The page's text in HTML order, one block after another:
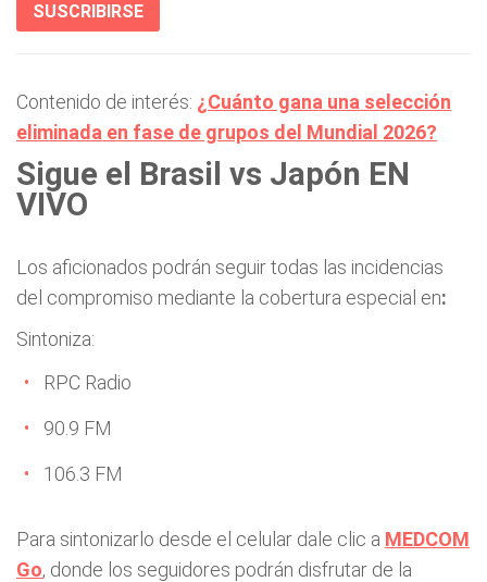
SUSCRIBIRSE
Contenido de interés: ¿Cuánto gana una selección
eliminada en fase de grupos del Mundial 2026?
Sigue el Brasil vs Japón EN
VIVO
Los aficionados podrán seguir todas las incidencias
del compromiso mediante la cobertura especial en:
Sintoniza:
RPC Radio
90.9 FM
106.3 FM
Para sintonizarlo desde el celular dale clic a MEDCOM
Go, donde los seguidores podrán disfrutar de la